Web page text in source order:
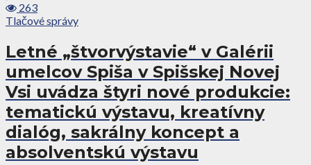
263
Tlačové správy
Letné „štvorvýstavie“ v Galérii
umelcov Spiša v Spišskej Novej
Vsi uvádza štyri nové produkcie:
tematickú výstavu, kreatívny
dialóg, sakrálny koncept a
absolventskú výstavu